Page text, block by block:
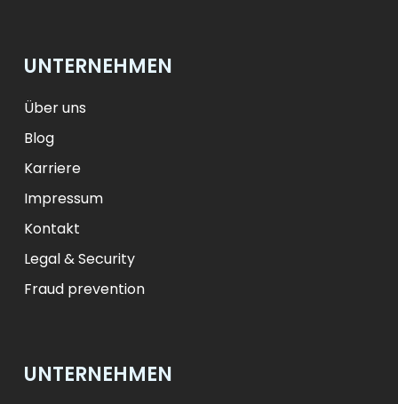
ft HUF
zł PLN
UNTERNEHMEN
Über uns
Blog
Karriere
Impressum
Kontakt
Legal & Security
Fraud prevention
UNTERNEHMEN